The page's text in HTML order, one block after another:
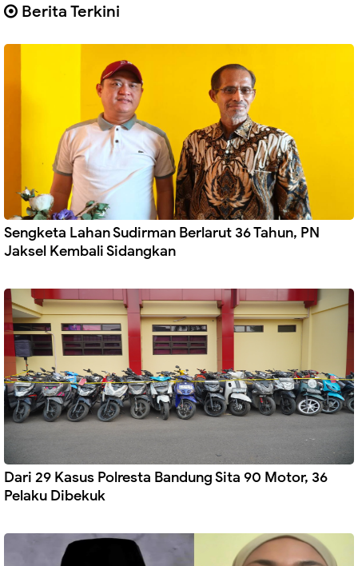
Berita Terkini
Sengketa Lahan Sudirman Berlarut 36 Tahun, PN
Jaksel Kembali Sidangkan
Dari 29 Kasus Polresta Bandung Sita 90 Motor, 36
Pelaku Dibekuk